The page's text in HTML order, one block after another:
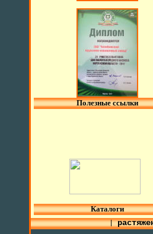
Полезные ссылки
Каталоги
|